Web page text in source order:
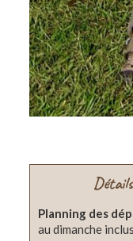
Planning des
au dimanche